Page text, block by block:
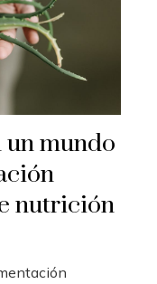
un mundo
nutrición